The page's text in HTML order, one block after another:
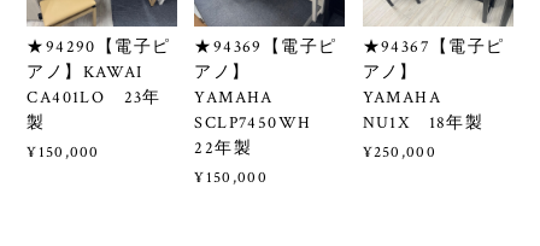
★94290【電子ピ
アノ】KAWAI
CA401LO 23年
製
¥150,000
★94369【電子ピ
アノ】
YAMAHA
SCLP7450WH
22年製
¥150,000
★94367【電子ピ
アノ】
YAMAHA
NU1X 18年製
¥250,000